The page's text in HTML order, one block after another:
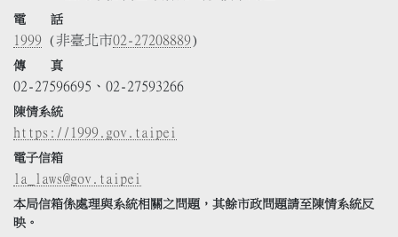
電 話
1999 (非臺北市02-27208889)
傳 真
02-27596695、02-27593266
陳情系統
https://1999.gov.taipei
電子信箱
la_laws@gov.taipei
本局信箱係處理與系統相關之問題，其餘市政問題請至陳情系統反
映。